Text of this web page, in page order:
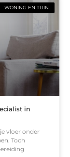
WONING EN TUIN
in
vloer onder
Toch